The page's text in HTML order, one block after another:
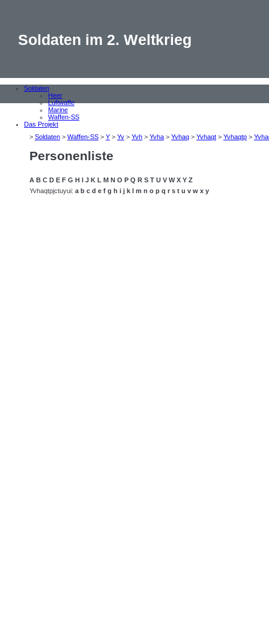
Soldaten im 2. Weltkrieg
Soldaten
Heer
Luftwaffe
Marine
Waffen-SS
Das Projekt
> Soldaten > Waffen-SS > Y > Yv > Yvh > Yvha > Yvhaq > Yvhaqt > Yvhaqtp >
Personenliste
A B C D E F G H J K L M N O P Q R S T U V W X Y Z
Yvhaqtpjctuyui: a b c d e f g h i j k l m n o p q r s t u v w x y